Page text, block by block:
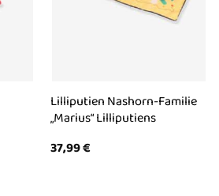
Lilliputien Nashorn-Familie
„Marius“ Lilliputiens
37,99€